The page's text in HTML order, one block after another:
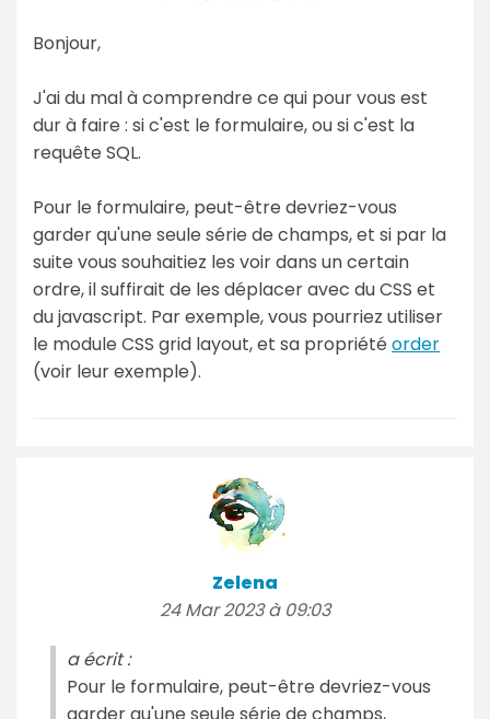
Bonjour,
J'ai du mal à comprendre ce qui pour vous est
dur à faire : si c'est le formulaire, ou si c'est la
requête SQL.
Pour le formulaire, peut-être devriez-vous
garder qu'une seule série de champs, et si par la
suite vous souhaitiez les voir dans un certain
ordre, il suffirait de les déplacer avec du CSS et
du javascript. Par exemple, vous pourriez utiliser
le module CSS grid layout, et sa propriété order
(voir leur exemple).
Zelena
24 Mar 2023 à 09:03
a écrit :
Pour le formulaire, peut-être devriez-vous
garder qu'une seule série de champs,